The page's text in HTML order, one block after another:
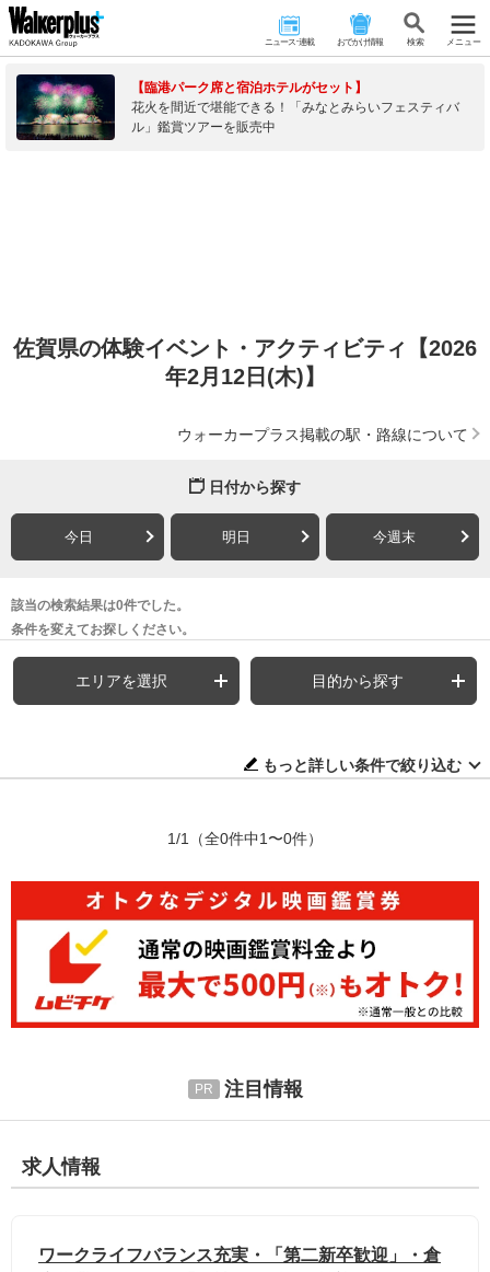
ニュース･連載 おでかけ情報 検 索 メニュー
【臨港パーク席と宿泊ホテルがセット】
花火を間近で堪能できる！「みなとみらいフェスティバ
ル」鑑賞ツアーを販売中
佐賀県の体験イベント・アクティビティ【2026
年2月12日(木)】
ウォーカープラス掲載の駅・路線について
日付から探す
今日 明日 今週末
該当の検索結果は0件でした。
条件を変えてお探しください。
エリアを選択 目的から探す
もっと詳しい条件で絞り込む
1/1 （全0件中1〜0件）
注目情報
求人情報
ワークライフバランス充実・「第二新卒歓迎」・倉